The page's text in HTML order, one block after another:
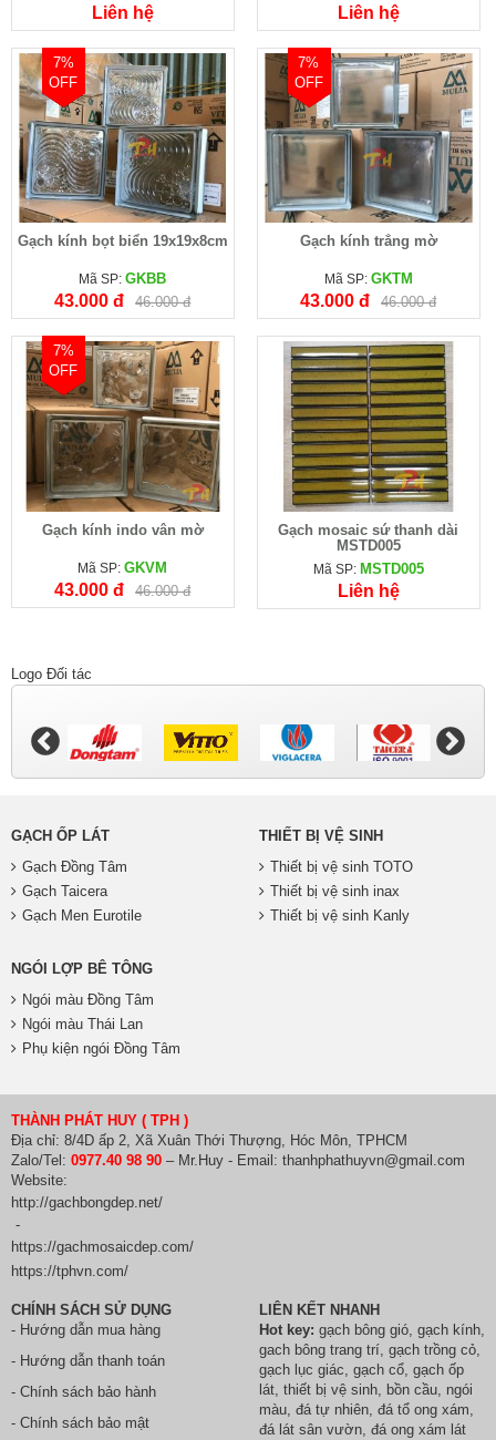
Liên hệ Liên hệ
7%
OFF
Gạch kính bọt biển 19x19x8cm
Mã SP:GKBB
43.000 đ 46.000 đ
7%
OFF
Gạch kính trắng mờ
Mã SP: GKTM
43.000 đ 46.000 đ
7%
OFF
Gạch kính indo vân mờ
Mã SP:GKVM
43.000 đ 46.000 đ
Gạch mosaic sứ thanh dài
MSTD005
Mã SP: MSTD005
Liên hệ
Logo Đối tác
GẠCH ỐP LÁT
Gạch Đồng Tâm
Gạch Taicera
Gạch Men Eurotile
THIẾT BỊ VỆ SINH
Thiết bị vệ sinh TOTO
Thiết bị vệ sinh inax
Thiết bị vệ sinh Kanly
NGÓI LỢP BÊ TÔNG
Ngói màu Đồng Tâm
Ngói màu Thái Lan
Phụ kiện ngói Đồng Tâm
THÀNH PHÁT HUY ( TPH )
Địa chỉ: 8/4D ấp 2, Xã Xuân Thới Thượng, Hóc Môn, TPHCM
Zalo/Tel: 0977.40 98 90 – Mr.Huy - Email: thanhphathuyvn@gmail.com
Website:
http://gachbongdep.net/
-
https://gachmosaicdep.com/
https://tphvn.com/
CHÍNH SÁCH SỬ DỤNG
- Hướng dẫn mua hàng
- Hướng dẫn thanh toán
- Chính sách bảo hành
- Chính sách bảo mật
LIÊN KẾT NHANH
Hot key: gạch bông gió, gạch kính,
gach bông trang trí, gạch trồng cỏ,
gạch lục giác, gạch cổ, gạch ốp
lát, thiết bị vệ sinh, bồn cầu, ngói
màu, đá tự nhiên, đá tổ ong xám,
đá lát sân vườn, đá ong xám lát